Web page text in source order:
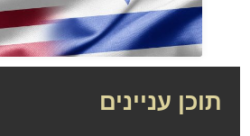
תוכן עניינים